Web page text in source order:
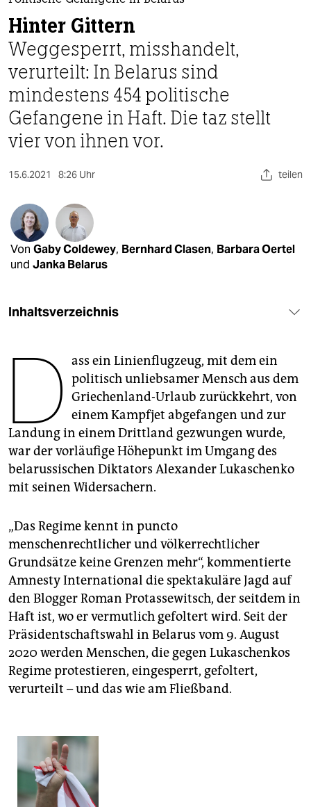
nord
wahrheit
verlag
verlag
veranstaltungen
shop
fragen & hilfe
unterstützen
abo
epaper login
Hinter Gittern
Weggesperrt, misshandelt,
verurteilt: In Belarus sind
mindestens 454 politische
Gefangene in Haft. Die taz stellt
vier von ihnen vor.
15.6.2021 8:26 Uhr teilen
Von Gaby Coldewey, Bernhard Clasen, Barbara Oertel
und Janka Belarus
Inhaltsverzeichnis
D ass ein Linienflugzeug, mit dem ein
politisch unliebsamer Mensch aus dem
Griechenland-Urlaub zurückkehrt, von
einem Kampfjet abgefangen und zur
Landung in einem Drittland gezwungen wurde,
war der vorläufige Höhepunkt im Umgang des
belarussischen Diktators Alexander Lukaschenko
mit seinen Widersachern.
„Das Regime kennt in puncto
menschenrechtlicher und völkerrechtlicher
Grundsätze keine Grenzen mehr“, kommentierte
Amnesty International die spektakuläre Jagd auf
den Blogger Roman Protassewitsch, der seitdem in
Haft ist, wo er vermutlich gefoltert wird. Seit der
Präsidentschaftswahl in Belarus vom 9. August
2020 werden Menschen, die gegen Lukaschenkos
Regime protestieren, eingesperrt, gefoltert,
verurteilt – und das wie am Fließband.